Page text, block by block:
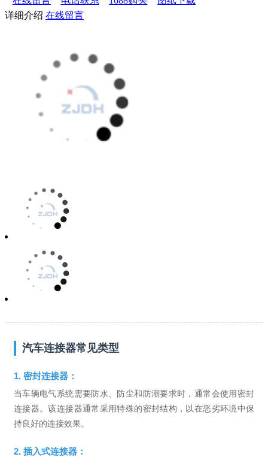
详细介绍 在线留言
汽车连接器常见类型
1. 密封连接器：
当车辆电气系统需要防水、防尘和防潮要求时，通常会使用密封
连接器。该连接器通常采用特殊的密封结构，以在恶劣环境中保
持良好的连接效果。
2. 插入式连接器：